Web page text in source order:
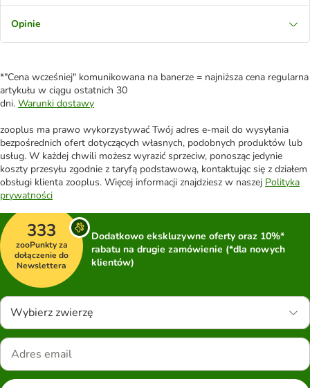
Opinie
*"Cena wcześniej" komunikowana na banerze = najniższa cena regularna
artykułu w ciągu ostatnich 30
dni. Warunki dostawy
zooplus ma prawo wykorzystywać Twój adres e-mail do wysyłania
bezpośrednich ofert dotyczących własnych, podobnych produktów lub
usług. W każdej chwili możesz wyrazić sprzeciw, ponosząc jedynie
koszty przesyłu zgodnie z taryfą podstawową, kontaktując się z działem
obsługi klienta zooplus. Więcej informacji znajdziesz w naszej Polityka
prywatności
333
zooPunkty za
dołączenie do
Newslettera
Dodatkowo ekskluzywne oferty oraz 10%*
rabatu na drugie zamówienie (*dla nowych
klientów)
Wybierz zwierzę